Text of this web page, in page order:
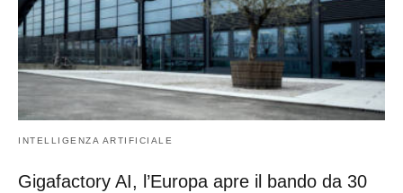
INTELLIGENZA ARTIFICIALE
Gigafactory AI, l’Europa apre il bando da 30